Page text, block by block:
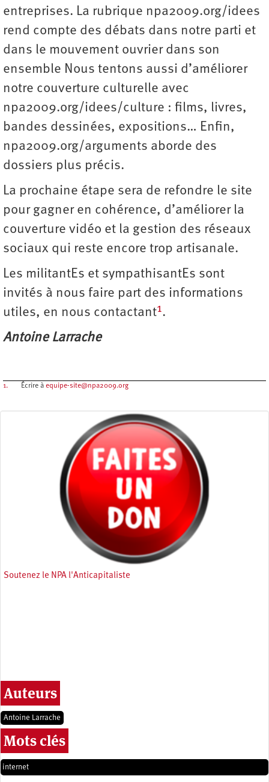
entreprises. La rubrique npa2009.org/idees
rend compte des débats dans notre parti et
dans le mouvement ouvrier dans son
ensemble Nous tentons aussi d’améliorer
notre couverture culturelle avec
npa2009.org/idees/culture : films, livres,
bandes dessinées, expositions… Enfin,
npa2009.org/arguments aborde des
dossiers plus précis.
La prochaine étape sera de refondre le site
pour gagner en cohérence, d’améliorer la
couverture vidéo et la gestion des réseaux
sociaux qui reste encore trop artisanale.
Les militantEs et sympathisantEs sont
invités à nous faire part des informations
utiles, en nous contactant1.
Antoine Larrache
1. Écrire àequipe-site@npa2009.org
Soutenez le NPA l'Anticapitaliste
Auteurs
Antoine Larrache
Mots clés
internet